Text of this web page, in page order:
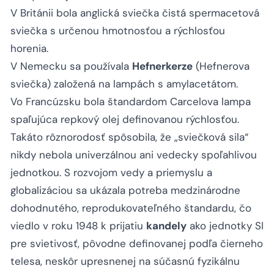
V Británii bola anglická sviečka čistá spermacetová
sviečka s určenou hmotnosťou a rýchlosťou
horenia.
V Nemecku sa používala Hefnerkerze (Hefnerova
sviečka) založená na lampách s amylacetátom.
Vo Francúzsku bola štandardom Carcelova lampa
spaľujúca repkový olej definovanou rýchlosťou.
Takáto rôznorodosť spôsobila, že „sviečková sila“
nikdy nebola univerzálnou ani vedecky spoľahlivou
jednotkou. S rozvojom vedy a priemyslu a
globalizáciou sa ukázala potreba medzinárodne
dohodnutého, reprodukovateľného štandardu, čo
viedlo v roku 1948 k prijatiu kandely ako jednotky SI
pre svietivosť, pôvodne definovanej podľa čierneho
telesa, neskôr upresnenej na súčasnú fyzikálnu